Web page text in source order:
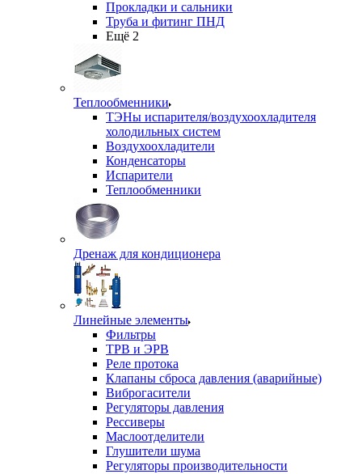
Прокладки и сальники
Труба и фитинг ПНД
Ещё 2
Теплообменники
ТЭНы испарителя/воздухоохладителя
холодильных систем
Воздухоохладители
Конденсаторы
Испарители
Теплообменники
Дренаж для кондиционера
Линейные элементы
Фильтры
ТРВ и ЭРВ
Реле протока
Клапаны сброса давления (аварийные)
Виброгасители
Регуляторы давления
Рессиверы
Маслоотделители
Глушители шума
Регуляторы производительности